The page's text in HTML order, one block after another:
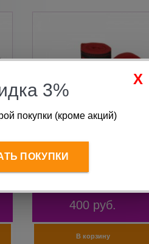
Бинты боксерские BoyBo
хлопок-эластан,
Красный,BB2002-10 (3.5 м)
400 руб.
3%
покупки (кроме акций)
ПОКУПКИ